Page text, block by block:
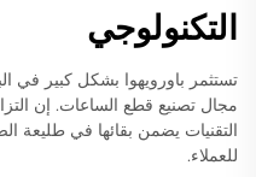
التكنولوجي
تستثمر باورويهوا بشكل كبير في
مجال تصنيع قطع الساعات. إن
التقنيات يضمن بقائها في طليعة
للعملاء.